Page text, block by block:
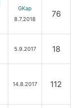
GKap
8.7.2018
76
5.9.2017 18
14.8.2017 112